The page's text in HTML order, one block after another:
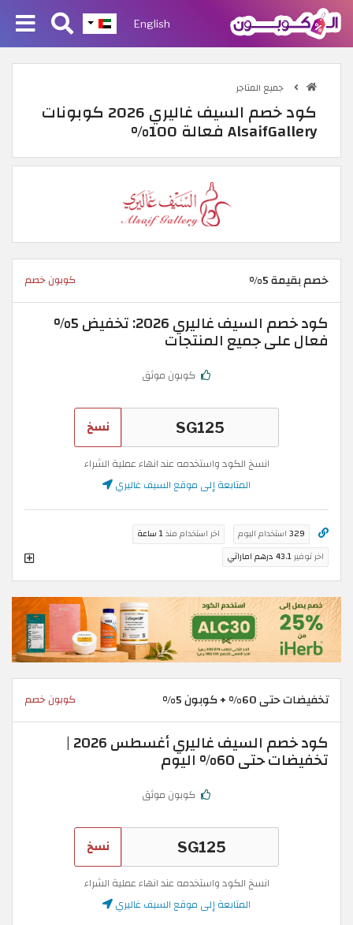
English
جميع المتاجر
كود خصم السيف غاليري 2026 كوبونات
AlsaifGallery فعالة 100%
خصم بقيمة 5% كوبون خصم
كود خصم السيف غاليري 2026: تخفيض 5%
فعال على جميع المنتجات
كوبون موثق
نسخ
انسخ الكود واستخدمه عند انهاء عملية الشراء
المتابعة إلى موقع السيف غاليري
329 استخدام اليوم اخر استخدام منذ1 ساعة
اخر توفير43.1 درهم اماراتي
تخفيضات حتى 60% + كوبون 5% كوبون خصم
كود خصم السيف غاليري أغسطس 2026 |
تخفيضات حتى 60% اليوم
كوبون موثق
نسخ
انسخ الكود واستخدمه عند انهاء عملية الشراء
المتابعة إلى موقع السيف غاليري